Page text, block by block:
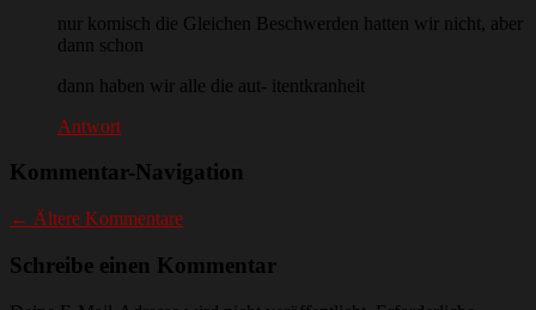
nur komisch die Gleichen Beschwerden hatten wir nicht, aber
dann schon
dann haben wir alle die aut- itentkranheit
Antwort
Kommentar-Navigation
← Ältere Kommentare
Schreibe einen Kommentar